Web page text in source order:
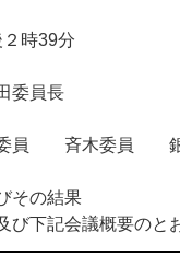
時39分
員長
員 斉木委員 銀
の結果
記会議概要のと